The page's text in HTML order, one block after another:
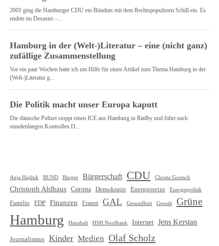
Anja Hajduk BUND Bürger Bürgerschaft CDU Christa Goetsch
Christoph Ahlhaus Corona Demokratie Energienetze Energiepolitik
Familie FDP Finanzen Frauen GAL Gesundheit Gewalt Grüne
Hamburg Haushalt HSH Nordbank Internet Jens Kerstan
Journalismus Kinder Medien Olaf Scholz